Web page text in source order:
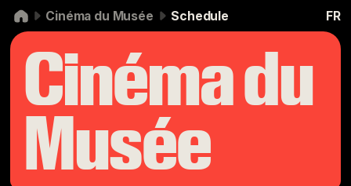
Skip to navigation
Skip to content
Cinéma du Musée Schedule FR
Cinéma du
Musée